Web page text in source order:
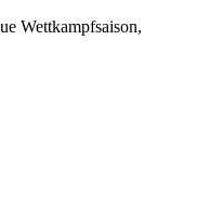
Wettkampfsaison,